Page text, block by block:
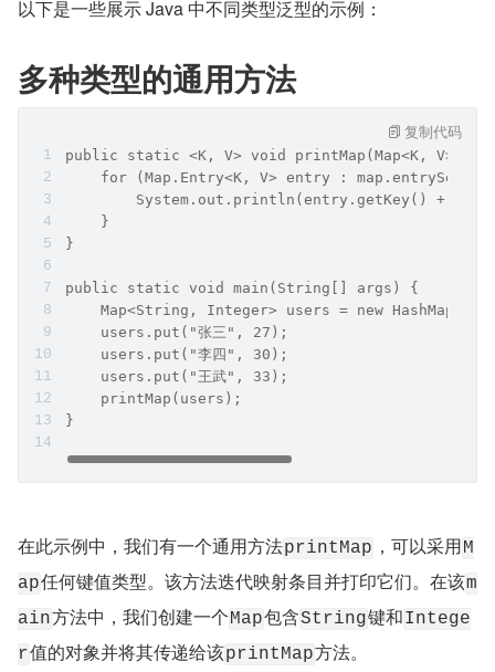
以下是一些展示 Java 中不同类型泛型的示例：
多种类型的通用方法
public static <K, V> void printMap(Map<K, V>
for (Map.Entry<K, V> entry :
System.out.println(entry.getKey() + "
    }
}
public static void main(String[] args) {
Map<String, Integer> users = new
    users.put("张三", 27);
    users.put("李四", 30);
    users.put("王武", 33);
    printMap(users);
}
复制代码
在此示例中，我们有一个通用方法printMap ，可以采用M
ap任何键值类型。该方法迭代映射条目并打印它们。在该m
ain方法中，我们创建一个Map包含String键和Intege
r值的对象并将其传递给该printMap方法。